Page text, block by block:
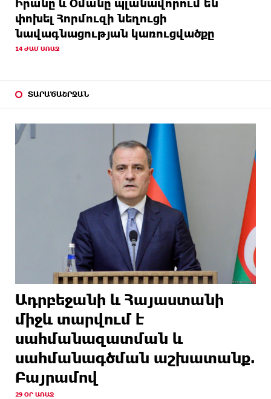
Իրանը և Օմանը պլանավորում են
փոխել Հորմուզի նեղուցի
նավագնացության կառուցվածքը
14 ԺԱՄ ԱՌԱՋ
ՏԱՐԱԾԱՇՐՋԱՆ
Ադրբեջանի և Հայաստանի
միջև տարվում է
սահմանազատման և
սահմանագծման աշխատանք.
Բայրամով
29 ՕՐ ԱՌԱՋ